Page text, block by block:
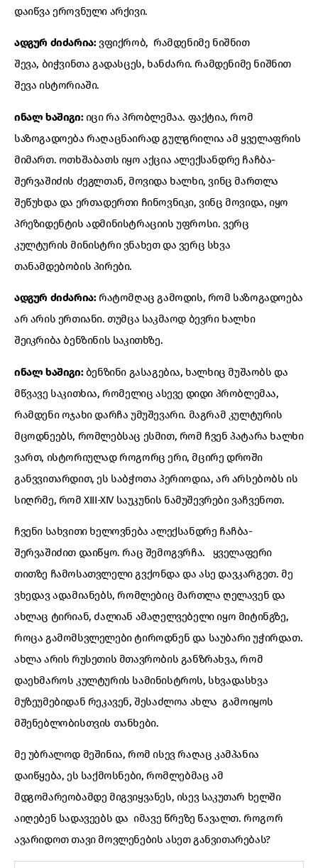
დაიწვა ეროვნული არქივი.
ადგურ ძიძარია:ვფიქრობ, რამდენიმე ნიშნით
შევა, ბიჭვინთა გადასცეს, ხანძარი. რამდენიმე ნიშნით
შევა ისტორიაში.
ინალ ხაშიგი: იცი რა პრობლემაა. ფაქტია, რომ
საზოგადოება რაღაცნაირად გულგრილია ამ ყველაფრის
მიმართ. ოთხშაბათს იყო აქცია ალექსანდრე ჩაჩბა-
შერვაშიძის ძეგლთან, მოვიდა ხალხი, ვინც მართლა
შეწუხდა და ერთადერთი ჩინოვნიკი, ვინც მოვიდა, იყო
პრეზიდენტის ადმინისტრაციის უფროსი. ვერც
კულტურის მინისტრი ვნახეთ და ვერც სხვა
თანამდებობის პირები.
ადგურ ძიძარია:რატომღაც გამოდის, რომ საზოგადოება
არ არის ერთიანი. თუმცა საკმაოდ ბევრი ხალხი
შეიკრიბა ბენზინის საკითხზე.
ინალ ხაშიგი:ბენზინი გასაგებია, ხალხიც მუშაობს და
მწვავე საკითხია, რომელიც ასევე დიდი პრობლემაა,
რამდენი ოჯახი დარჩა უმუშევარი. მაგრამ კულტურის
მცოდნეებს, რომლებსაც ესმით, რომ ჩვენ პატარა ხალხი
ვართ, ისტორიულად როგორც ერი, მცირე დროში
განვვითარდით, ეს საბჭოთა პერიოდია, არ არსებობს ის
სიღრმე, რომ XIII-XIV საუკუნის ნამუშევრები ვაჩვენოთ.
ჩვენი სახვითი ხელოვნება ალექსანდრე ჩაჩბა-
შერვაშიძით დაიწყო. რაც შემოგვრჩა. ყველაფერი
თითზე ჩამოსათვლელი გვქონდა და ასე დავკარგეთ. მე
ვხედავ ადამიანებს, რომლებიც მართლა ღელავენ და
ახლაც ტირიან, ძალიან ამაღელვებელი იყო მიტინგზე,
როცა გამომსვლელები ტიროდნენ და საუბარი უჭირდათ.
ახლა არის რუსეთის მთავრობის განზრახვა, რომ
დაეხმაროს კულტურის სამინისტროს, სხვადასხვა
მუზეუმებიდან რეკავენ, შესაძლოა ახლა გამოიყოს
მშენებლობისთვის თანხები.
მე უბრალოდ მეშინია, რომ ისევ რაღაც კამპანია
დაიწყება, ეს საქმოსნები, რომლებმაც ამ
მდგომარეობამდე მიგვიყვანეს, ისევ საკუთარ ხელში
აიღებენ სადავეებს და იმავე წრეზე წავალთ. როგორ
ავარიდოთ თავი მოვლენების ასეთ განვითარებას?